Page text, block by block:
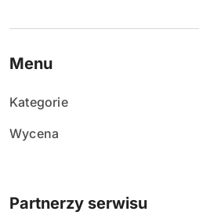
Menu
Kategorie
Wycena
Partnerzy serwisu